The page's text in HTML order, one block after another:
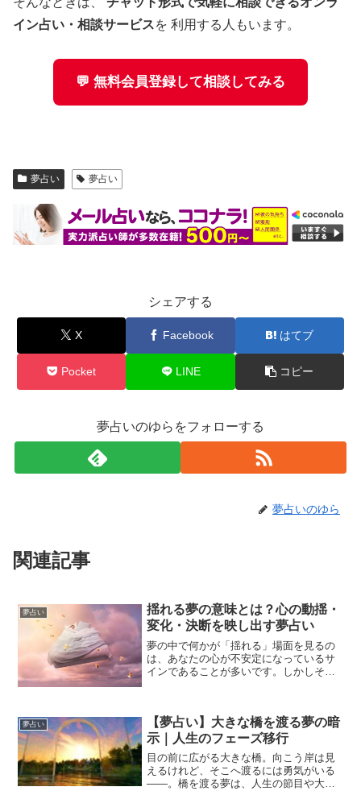
イン占い・相談サービスを 利用する人もいます。
💬 無料会員登録して相談してみる
夢占い 夢占い
シェアする
X Facebook はてブ
Pocket LINE コピー
夢占いのゆらをフォローする
夢占いのゆら
関連記事
夢占い
揺れる夢の意味とは？心の動揺・
変化・決断を映し出す夢占い
夢の中で何かが「揺れる」場面を見るの
は、あなたの心が不安定になっているサ
インであることが多いです。しかしそれ
機を象徴することが多いので...
夢占い
【夢占い】大きな橋を渡る夢の暗
示｜人生のフェーズ移行
目の前に広がる大きな橋。向こう岸は見
えるけれど、そこへ渡るには勇気がいる
――。橋を渡る夢は、人生の節目や大き